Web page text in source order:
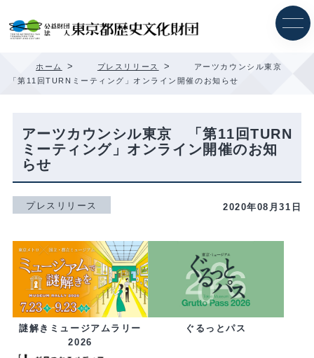
ホーム > プレスリリース >
アーツカウンシル東京
「第11回TURNミーティング」オンライン開催のお知らせ
アーツカウンシル東京 「第11回TURN
ミーティング」オンライン開催のお知
らせ
プレスリリース 2020年08月31日
謎解きミュージアムラリー
2026
ぐるっとパス